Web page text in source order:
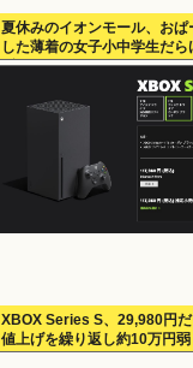
夏休みのイオンモール、おぱ
した薄着の女子小中学生だら
ずかしくないの？
XBOX Series S、29,980円
値上げを繰り返し約10万円弱